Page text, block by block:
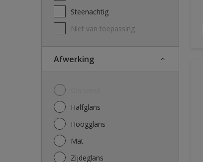
Steenachtig
Niet van toepassing
Afwerking
Halfglans
Hoogglans
Mat
Zijdeglans